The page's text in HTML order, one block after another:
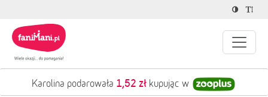
Karolina podarowała 1,52 zł kupując w